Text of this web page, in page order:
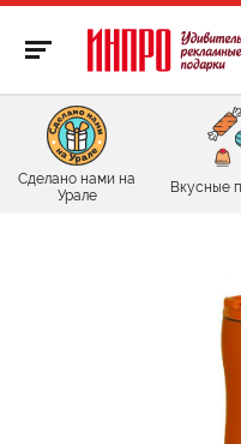
Сделано нами на
Урале
Вкусные